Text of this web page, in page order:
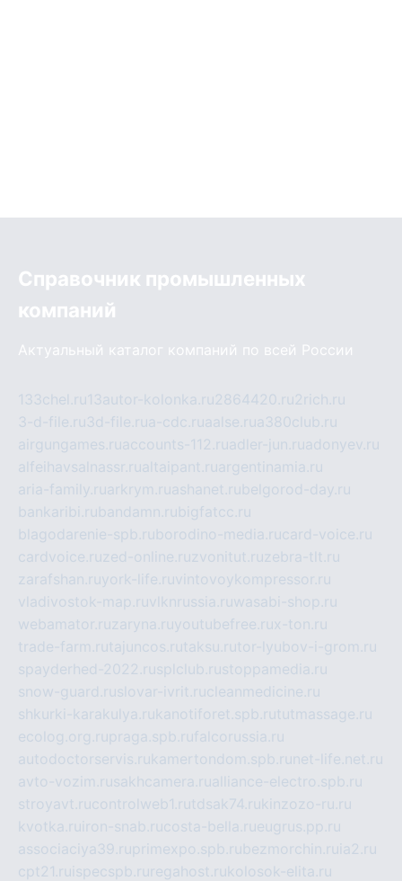
Справочник промышленных
компаний
Актуальный каталог компаний по всей России
133chel.ru13autor-kolonka.ru2864420.ru2rich.ru
3-d-file.ru3d-file.rua-cdc.ruaalse.rua380club.ru
airgungames.ruaccounts-112.ruadler-jun.ruadonyev.ru
alfeihavsalnassr.rualtaipant.ruargentinamia.ru
aria-family.ruarkrym.ruashanet.rubelgorod-day.ru
bankaribi.rubandamn.rubigfatcc.ru
blagodarenie-spb.ruborodino-media.rucard-voice.ru
cardvoice.ruzed-online.ruzvonitut.ruzebra-tlt.ru
zarafshan.ruyork-life.ruvintovoykompressor.ru
vladivostok-map.ruvlknrussia.ruwasabi-shop.ru
webamator.ruzaryna.ruyoutubefree.rux-ton.ru
trade-farm.rutajuncos.rutaksu.rutor-lyubov-i-grom.ru
spayderhed-2022.rusplclub.rustoppamedia.ru
snow-guard.ruslovar-ivrit.rucleanmedicine.ru
shkurki-karakulya.rukanotiforet.spb.rututmassage.ru
ecolog.org.rupraga.spb.rufalcorussia.ru
autodoctorservis.rukamertondom.spb.ru net-life.net.ru
avto-vozim.rusakhcamera.rualliance-electro.spb.ru
stroyavt.rucontrolweb1.rutdsak74.rukinzozo-ru.ru
kvotka.ru iron-snab.rucosta-bella.rueugrus.pp.ru
associaciya39.ruprimexpo.spb.rubezmorchin.ru ia2.ru
cpt21.ru ispecspb.ru regahost.rukolosok-elita.ru